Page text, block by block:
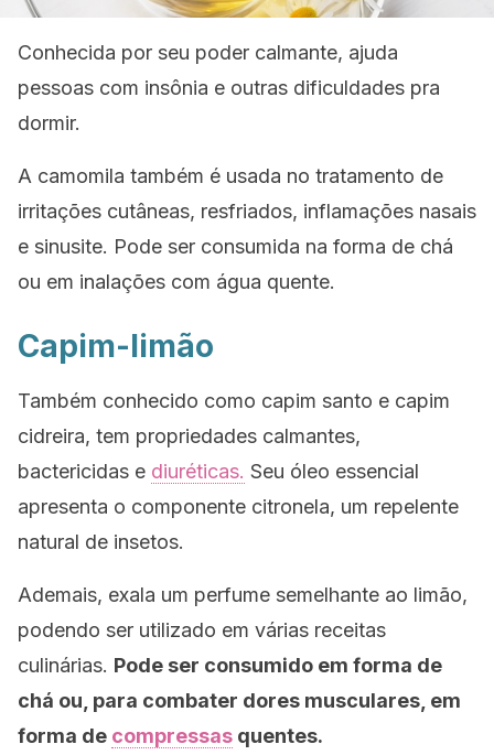
Conhecida por seu poder calmante, ajuda
pessoas com insônia e outras dificuldades pra
dormir.
A camomila também é usada no tratamento de
irritações cutâneas, resfriados, inflamações nasais
e sinusite. Pode ser consumida na forma de chá
ou em inalações com água quente.
Capim-limão
Também conhecido como capim santo e capim
cidreira, tem propriedades calmantes,
bactericidas e diuréticas. Seu óleo essencial
apresenta o componente citronela, um repelente
natural de insetos.
Ademais, exala um perfume semelhante ao limão,
podendo ser utilizado em várias receitas
culinárias. Pode ser consumido em forma de
chá ou, para combater dores musculares, em
forma de compressas quentes.